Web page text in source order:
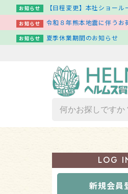
お知らせ 【日程変更】本社ショー
お知らせ 令和８年熊本地震に伴うお
お知らせ 夏季休業期間のお知らせ
新着商品
その他
LOG
新規会員